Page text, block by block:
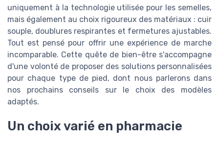
uniquement à la technologie utilisée pour les semelles,
mais également au choix rigoureux des matériaux : cuir
souple, doublures respirantes et fermetures ajustables.
Tout est pensé pour offrir une expérience de marche
incomparable. Cette quête de bien-être s'accompagne
d'une volonté de proposer des solutions personnalisées
pour chaque type de pied, dont nous parlerons dans
nos prochains conseils sur le choix des modèles
adaptés.
Un choix varié en pharmacie